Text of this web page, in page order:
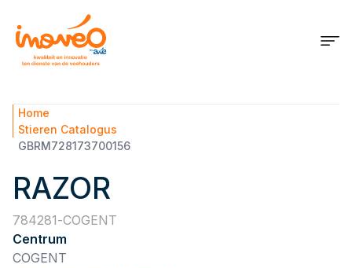
Home
Stieren Catalogus
GBRM728173700156
RAZOR
784281 COGENT
Centrum
COGENT